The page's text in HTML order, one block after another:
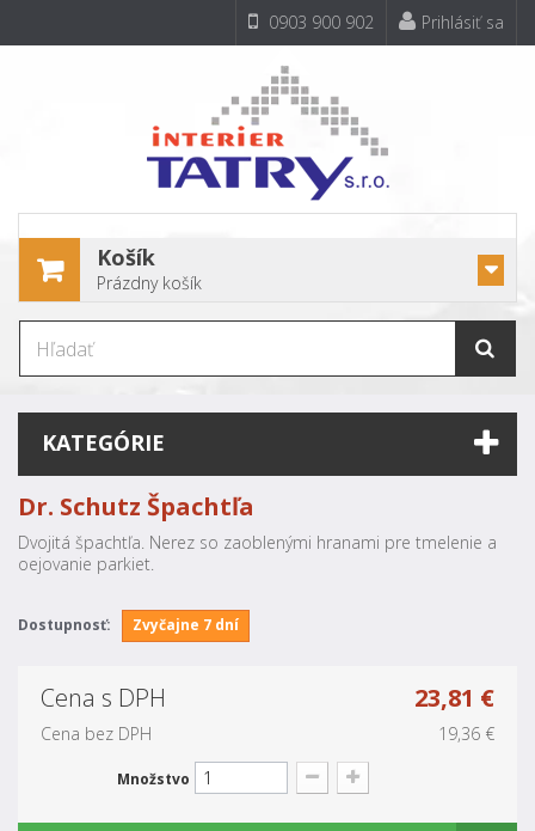
0903 900 902 Prihlásiť sa
Košík
Prázdny košík
KATEGÓRIE
Dr. Schutz Špachtľa
Dvojitá špachtľa. Nerez so zaoblenými hranami pre tmelenie a
oejovanie parkiet.
Dostupnosť: Zvyčajne 7 dní
Cena s DPH 23,81 €
Cena bez DPH 19,36 €
Množstvo